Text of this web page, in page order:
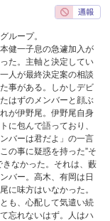
ループ。
健一子息の急遽加入が
た。主軸と決定してい
人が最終決定案の相談
事がある。しかしデビ
はずのメンバーと顔ぶ
が伊野尾。伊野尾自身
に包んで語っており、
バーは君だよ」の一言
の事に疑惑を持った”そ
なかった。それは、藪
バー。高木、有岡は日
に味方はいなかった。
も、心配して気遣い続
忘れないはず。人はハ